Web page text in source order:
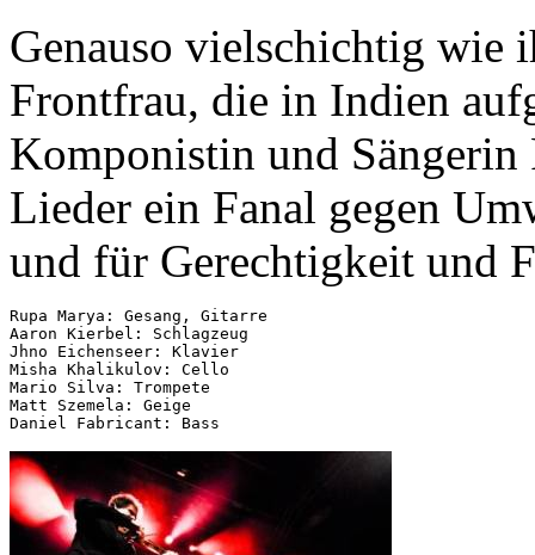
Genauso vielschichtig wie
Frontfrau, die in Indien
Komponistin und
Lieder ein Fanal gegen
und für Gerechtigkeit und
Rupa Marya: Gesang, Gitarre
Aaron Kierbel: Schlagzeug
Jhno Eichenseer: Klavier
Misha Khalikulov: Cello
Mario Silva: Trompete
Matt Szemela: Geige